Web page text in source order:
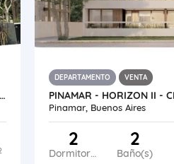
PINAMAR DUPLEX CON TERRAZAS - COMPLEJO SIRUM CON PISCINA
DEPARTAMENTO VENTA
Pinamar, Buenos Aires
2
Dormitorios
2
Baño(s)